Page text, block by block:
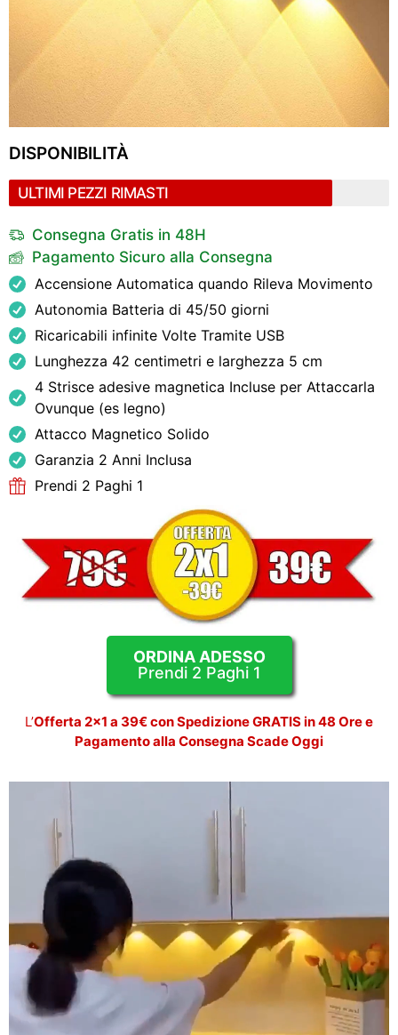
DISPONIBILITÀ
ULTIMI PEZZI RIMASTI
Consegna Gratis in 48H
Pagamento Sicuro alla Consegna
Accensione Automatica quando Rileva Movimento
Autonomia Batteria di 45/50 giorni
Ricaricabili infinite Volte Tramite USB
Lunghezza 42 centimetri e larghezza 5 cm
4 Strisce adesive magnetica Incluse per Attaccarla
Ovunque (es legno)
Attacco Magnetico Solido
Garanzia 2 Anni Inclusa
Prendi 2 Paghi 1
ORDINA ADESSO
Prendi 2 Paghi 1
L’Offerta 2×1 a 39€ con Spedizione GRATIS in 48 Ore e
Pagamento alla Consegna Scade Oggi